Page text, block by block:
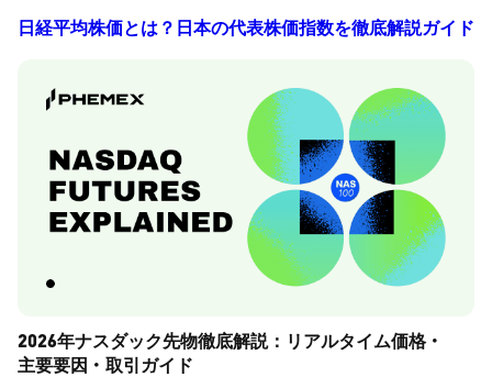
日経平均株価とは？日本の代表株価指数を徹底解説ガイド
2026年ナスダック先物徹底解説：リアルタイム価格・
主要要因・取引ガイド